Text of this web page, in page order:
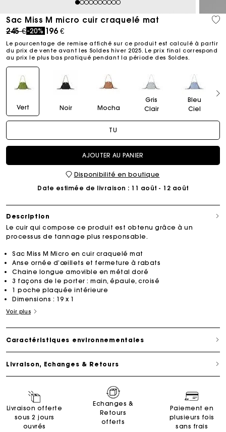
12345678910
Sac Miss M micro cuir craquelé mat
Price reduced from
245 €to
-20% 196 €
Le pourcentage de remise affiché sur ce produit est calculé à partir
du prix de vente avant les Soldes hiver 2025. Le prix final correspond
au prix le plus bas pratiqué pendant la période des Soldes.​
Vert Noir Mocha
Gris
Clair
Bleu
Ciel
TU
AJOUTER AU PANIER
Disponibilité en boutique
Date estimée de livraison : 11 août - 12 août
Description
Le cuir qui compose ce produit est obtenu grâce à un
processus de tannage plus responsable.
Sac Miss M Micro en cuir craquelé mat
Anse ornée d’œillets et fermeture à rabats
Chaine longue amovible en métal doré
3 façons de le porter : main, épaule, croisé
1 poche plaquée intérieure
Dimensions : 19 x 1
Voir plus
Caractéristiques environnementales
Livraison, Echanges & Retours
Livraison offerte
sous 2 jours
ouvrés
Echanges &
Retours
offerts
Paiement en
plusieurs fois
sans frais